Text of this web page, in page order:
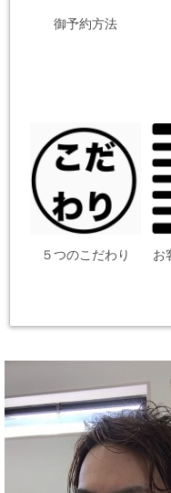
御予約方法
５つのこだわり
お